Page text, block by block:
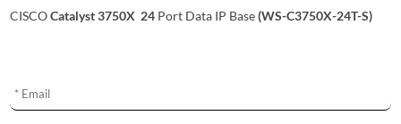
CISCOCatalyst 3750X 24 Port Data IP Base(WS-C3750X-24T-S)
A
l